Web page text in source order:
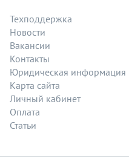
Техподдержка
Новости
Вакансии
Контакты
Юридическая информация
Карта сайта
Личный кабинет
Оплата
Статьи